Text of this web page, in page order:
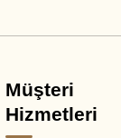
Müşteri
Hizmetleri